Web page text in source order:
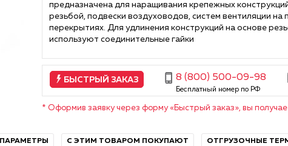
предназначена для наращивания крепежных
резьбой, подвески воздуховодов, систем вентиляции на
перекрытиях. Для удлинения конструкций на основе
используют соединительные гайки
БЫСТРЫЙ ЗАКАЗ 8 (800) 500-09-98
Бесплатный номер по РФ
* Оформив заявку через форму «Быстрый заказ», вы
ПАРАМЕТРЫ С ЭТИМ ТОВАРОМ ПОКУПАЮТ ОТГРУЗОЧНЫЕ